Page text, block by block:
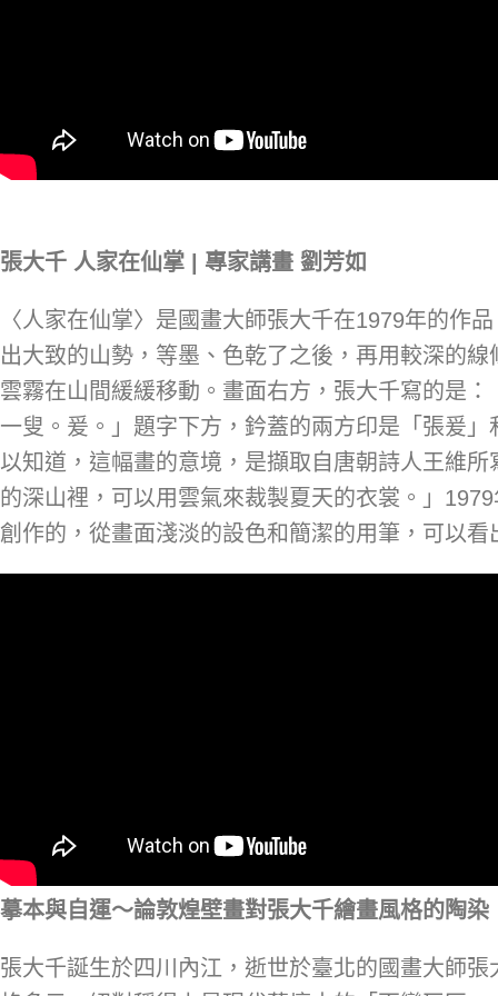
張大千 人家在仙掌 | 專家講畫 劉芳如
〈人家在仙掌〉是國畫大師張大千在1979年的作
出大致的山勢，等墨、色乾了之後，再用較深的
雲霧在山間緩緩移動。畫面右方，張大千寫的是
一叟。爰。」題字下方，鈐蓋的兩方印是「張爰
以知道，這幅畫的意境，是擷取自唐朝詩人王維
的深山裡，可以用雲氣來裁製夏天的衣裳。」
創作的，從畫面淺淡的設色和簡潔的用筆，可以
摹本與自運～論敦煌壁畫對張大千繪畫風格的陶
張大千誕生於四川內江，逝世於臺北的國畫大師